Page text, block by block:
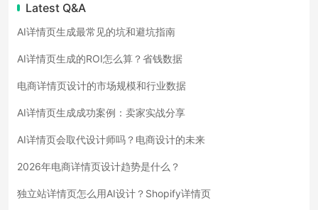
Latest Q&A
AI详情页生成最常见的坑和避坑指南
AI详情页生成的ROI怎么算？省钱数据
电商详情页设计的市场规模和行业数据
AI详情页生成成功案例：卖家实战分享
AI详情页会取代设计师吗？电商设计的未来
2026年电商详情页设计趋势是什么？
独立站详情页怎么用AI设计？Shopify详情页